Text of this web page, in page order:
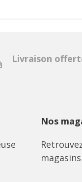
Livraison
Nos
magasins